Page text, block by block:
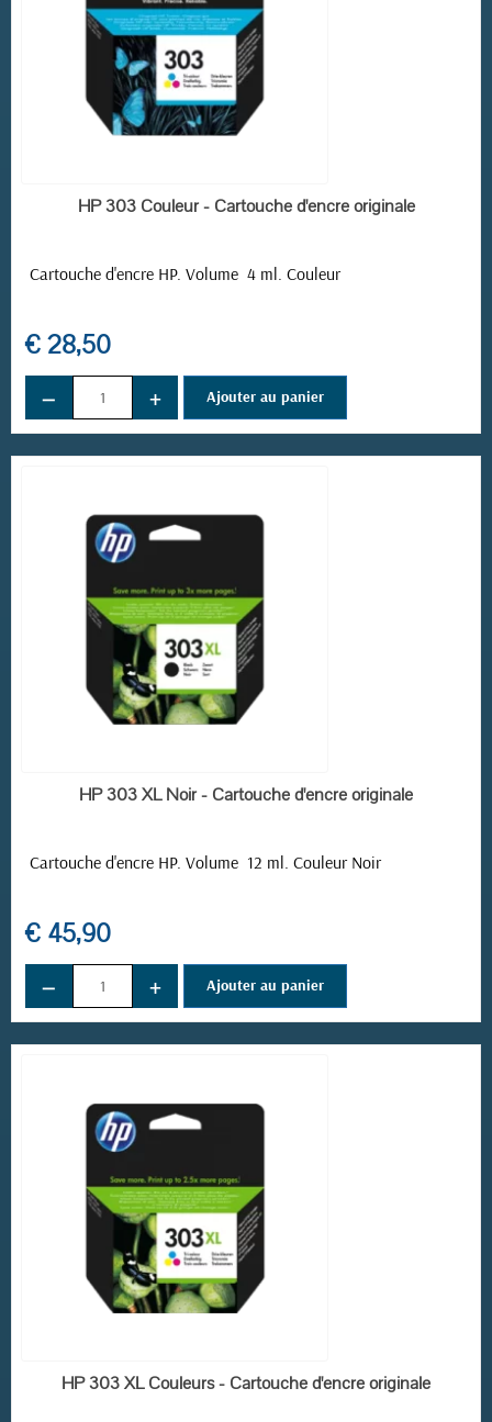
EN STOCK
HP 303 Couleur - Cartouche d'encre originale
Cartouche d'encre HP. Volume 4 ml. Couleur
€ 28,50
− + Ajouter au panier
EN STOCK
HP 303 XL Noir - Cartouche d'encre originale
Cartouche d'encre HP. Volume 12 ml. Couleur Noir
€ 45,90
− + Ajouter au panier
EN STOCK
HP 303 XL Couleurs - Cartouche d'encre originale